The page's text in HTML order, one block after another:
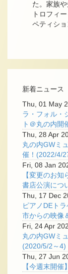
た。家族
トロフィ
ペティショ
新着ニュース
Thu, 01 May
ラ・フォル・
ト＠丸の内開
Thu, 28 Apr
丸の内GWミ
催！(2022/4/
Fri, 08 Jan
【変更のお
書店公演につ
Thu, 17 Dec
ピアノDEト
市からの映像
Fri, 24 Apr
丸の内GWミ
(2020/5/2～4)
Thu, 27 Jun
【今週末開